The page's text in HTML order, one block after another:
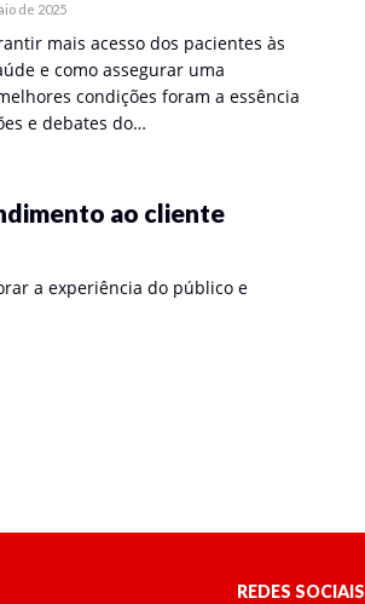
de 2025
mais acesso dos pacientes às
e como assegurar uma
condições foram a essência
e debates do…
ao cliente
a experiência do público e
REDES SOCIAIS